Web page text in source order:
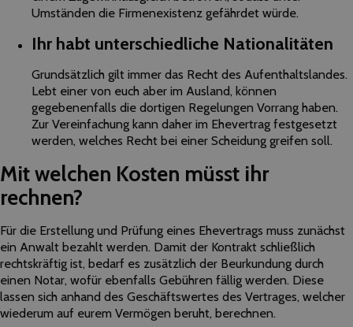
Umständen die Firmenexistenz gefährdet würde.
Ihr habt unterschiedliche Nationalitäten
Grundsätzlich gilt immer das Recht des Aufenthaltslandes.
Lebt einer von euch aber im Ausland, können
gegebenenfalls die dortigen Regelungen Vorrang haben.
Zur Vereinfachung kann daher im Ehevertrag festgesetzt
werden, welches Recht bei einer Scheidung greifen soll.
Mit welchen Kosten müsst ihr
rechnen?
Für die Erstellung und Prüfung eines Ehevertrags muss zunächst
ein Anwalt bezahlt werden. Damit der Kontrakt schließlich
rechtskräftig ist, bedarf es zusätzlich der Beurkundung durch
einen Notar, wofür ebenfalls Gebühren fällig werden. Diese
lassen sich anhand des Geschäftswertes des Vertrages, welcher
wiederum auf eurem Vermögen beruht, berechnen.